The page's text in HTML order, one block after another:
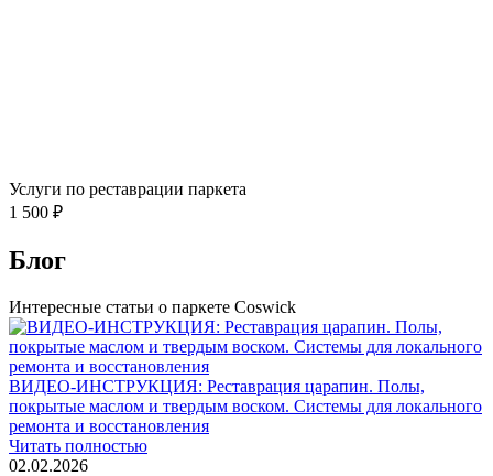
Услуги по реставрации паркета
1 500 ₽
Блог
Интересные статьи о паркете Coswick
ВИДЕО-ИНСТРУКЦИЯ: Реставрация царапин. Полы,
покрытые маслом и твердым воском. Системы для локального
ремонта и восстановления
Читать полностью
02.02.2026